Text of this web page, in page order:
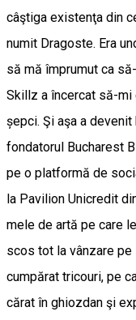
câştiga existenţa din
numit Dragoste. Era
să mă împrumut ca
Skillz a încercat să-
șepci. Şi aşa a
fondatorul Bucharest
pe o platformă de
la Pavilion Unicredit
mele de artă pe care
scos tot la vânzare
cumpărat tricouri, pe
cărat în ghiozdan şi